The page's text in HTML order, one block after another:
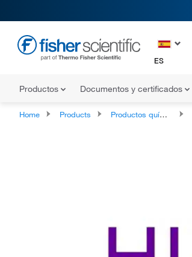
ES
Productos Documentos y certificados
Home Products Productos químicos